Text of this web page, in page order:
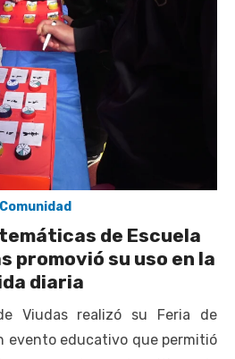
suscriben convenio para
Atención Primaria fortalecen
a la atención
se refieren a cuestionamientos
como la ciudad con la
del mundo
Comunidad
de Escuela
promovió su uso en la
diaria
Viudas realizó su Feria de
evento educativo que permitió